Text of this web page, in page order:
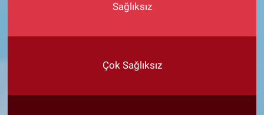
Sağlıksız
Çok Sağlıksız